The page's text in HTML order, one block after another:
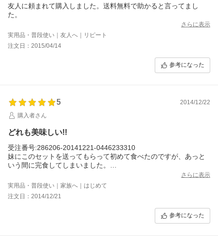
友人に頼まれて購入しました。送料無料で助かると言ってまし
た。
さらに表示
実用品・普段使い｜友人へ｜リピート
注文日：2015/04/14
参考になった
5
2014/12/22
購入者さん
どれも美味しい!!
受注番号:286206-20141221-0446233310
妹にこのセットを送ってもらって初めて食べたのですが、あっと
いう間に完食してしまいました。
子ども達には赤ピロは少し辛かったようですが、大人にはビール
のお供に最高です！
赤ピロ以外は、全部子ども達に食べられてしまいました…(TT)
とても美味しかったので、今回はうちで購入することにしまし
さらに表示
実用品・普段使い｜家族へ｜はじめて
注文日：2014/12/21
参考になった